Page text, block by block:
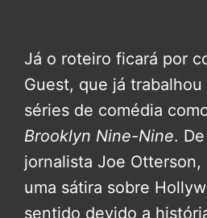
Já o roteiro ficará por
Guest, que já
séries de comédia
Brooklyn Nine-Nine.
jornalista Joe
uma sátira sobre
sentido devido a